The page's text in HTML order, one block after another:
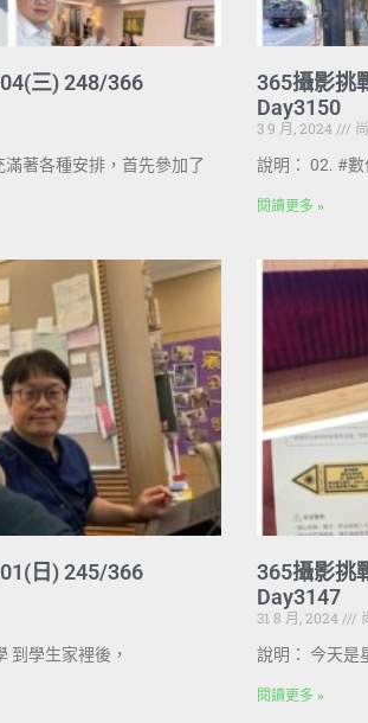
三) 248/366
著各種安排，首先參加了
365攝影挑
Day3150
3 9 月, 2024
說明： 02. #
閱讀更多 »
日) 245/366
到學生家裡後，
365攝影挑
Day3147
31 8 月, 2024
說明： 今天是
閱讀更多 »